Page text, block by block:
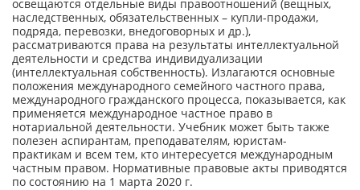
освещаются отдельные виды правоотношений (вещных,
наследственных, обязательственных – купли-продажи,
подряда, перевозки, внедоговорных и др.),
рассматриваются права на результаты интеллектуальной
деятельности и средства индивидуализации
(интеллектуальная собственность). Излагаются основные
положения международного семейного частного права,
международного гражданского процесса, показывается, как
применяется международное частное право в
нотариальной деятельности. Учебник может быть также
полезен аспирантам, преподавателям, юристам-
практикам и всем тем, кто интересуется международным
частным правом. Нормативные правовые акты приводятся
по состоянию на 1 марта 2020 г.